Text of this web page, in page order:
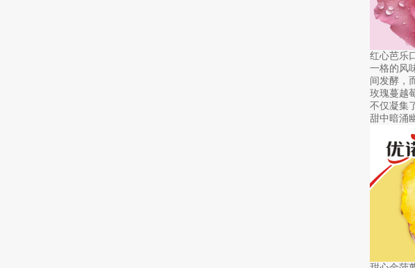
红心芭乐
一格的风
间发酵，
玫瑰蔓越
不仅凝集
甜中暗涌